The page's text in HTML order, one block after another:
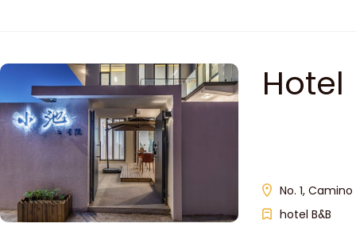
Hotel
No. 1,
hotel B&B